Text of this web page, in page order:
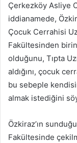
Çerkezköy Asliye
iddianamede,
Çocuk Cerrahisi
Fakültesinden
olduğunu, Tıpta
aldığını, çocuk
bu sebeple
almak istediğini
Özkiraz’ın
Fakültesinde